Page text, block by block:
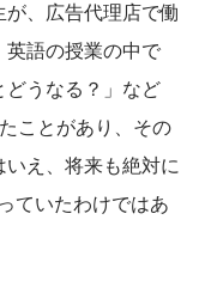
、広告代理店で働
語の授業の中で
どうなる？」など
ことがあり、その
え、将来も絶対に
ていたわけではあ